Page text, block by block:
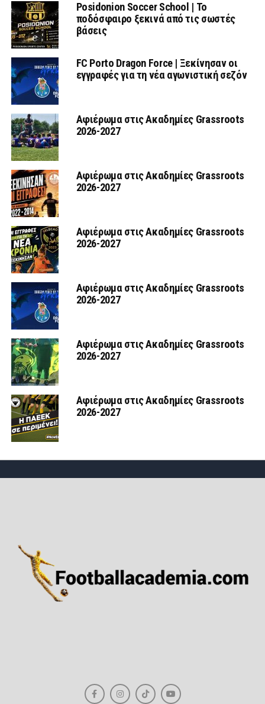
Posidonion Soccer School | Το
ποδόσφαιρο ξεκινά από τις σωστές
βάσεις
FC Porto Dragon Force | Ξεκίνησαν οι
εγγραφές για τη νέα αγωνιστική σεζόν
Αφιέρωμα στις Ακαδημίες Grassroots
2026-2027
Αφιέρωμα στις Ακαδημίες Grassroots
2026-2027
Αφιέρωμα στις Ακαδημίες Grassroots
2026-2027
Αφιέρωμα στις Ακαδημίες Grassroots
2026-2027
Αφιέρωμα στις Ακαδημίες Grassroots
2026-2027
Αφιέρωμα στις Ακαδημίες Grassroots
2026-2027